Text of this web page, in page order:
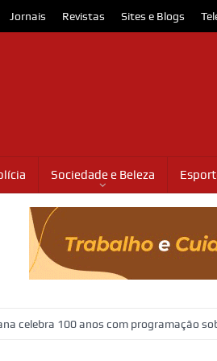
Jornais Revistas Sites e Blogs
Sociedade e Beleza
anos com programação sobre